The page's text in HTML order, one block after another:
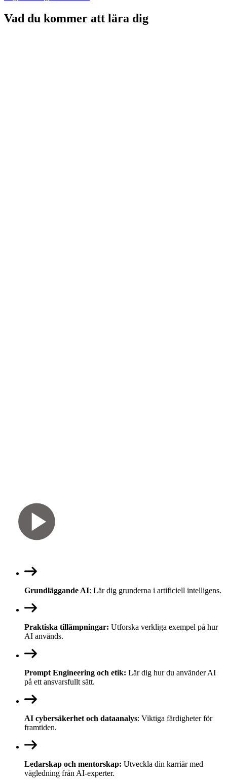
Vad du kommer att lära dig
Grundläggande AI: Lär dig grunderna i artificiell intelligens.
Praktiska tillämpningar: Utforska verkliga exempel på hur
AI används.
Prompt Engineering och etik: Lär dig hur du använder AI
på ett ansvarsfullt sätt.
AI cybersäkerhet och dataanalys: Viktiga färdigheter för
framtiden.
Ledarskap och mentorskap: Utveckla din karriär med
vägledning från AI-experter.